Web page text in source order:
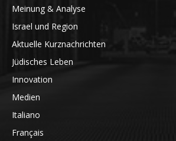
Meinung & Analyse
Israel und Region
Aktuelle Kurznachrichten
Jüdisches Leben
Innovation
Medien
Italiano
Français